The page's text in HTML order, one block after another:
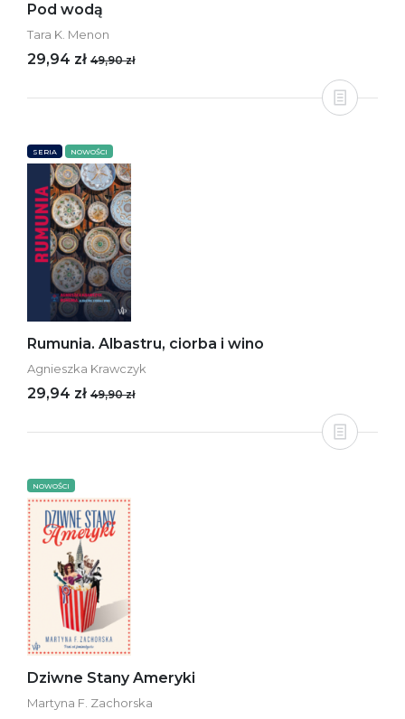
Pod wodą
Tara K. Menon
29,94 zł 49,90 zł
SERIA NOWOŚCI
Rumunia. Albastru, ciorba i wino
Agnieszka Krawczyk
29,94 zł 49,90 zł
NOWOŚCI
Dziwne Stany Ameryki
Martyna F. Zachorska